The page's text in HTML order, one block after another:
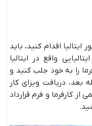
اقدام کنید، باید
واقع در ایتالیا
را به خود جلب کنید و
بعد، دریافت ویزای کار
کارفرما و فرم قرارداد